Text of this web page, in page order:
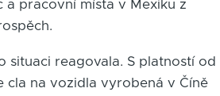
a pracovní místa v Mexiku z
situaci reagovala. S platností od
cla na vozidla vyrobená v Číně